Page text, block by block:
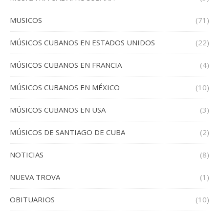
MUSICOS (71)
MÚSICOS CUBANOS EN ESTADOS UNIDOS (22)
MÚSICOS CUBANOS EN FRANCIA (4)
MÚSICOS CUBANOS EN MÉXICO (10)
MÚSICOS CUBANOS EN USA (3)
MÚSICOS DE SANTIAGO DE CUBA (2)
NOTICIAS (8)
NUEVA TROVA (1)
OBITUARIOS (10)